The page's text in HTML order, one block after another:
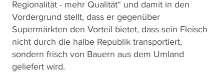
Regionalität - mehr Qualität“ und damit in den
Vordergrund stellt, dass er gegenüber
Supermärkten den Vorteil bietet, dass sein Fleisch
nicht durch die halbe Republik transportiert,
sondern frisch von Bauern aus dem Umland
geliefert wird.